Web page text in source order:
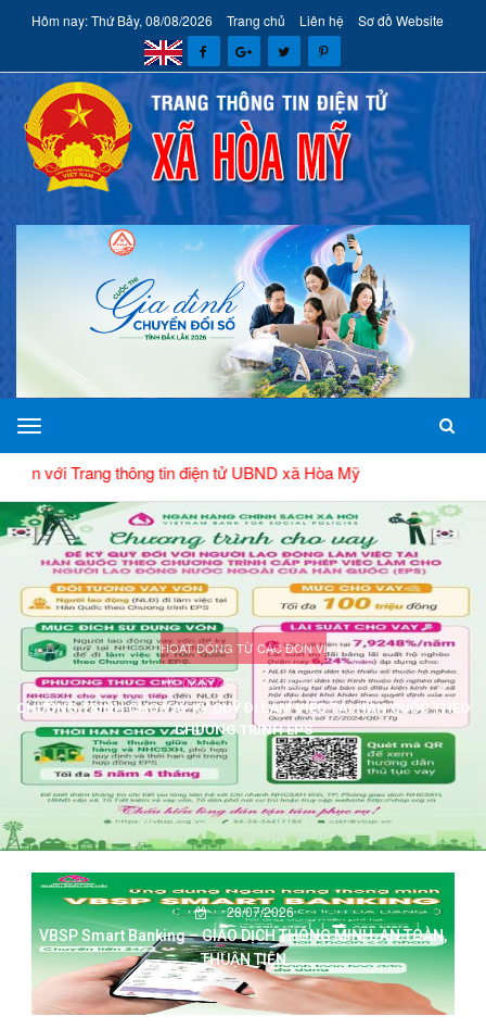
Hôm nay: Thứ Bảy, 08/08/2026 Trang chủ Liên hệ Sơ đồ Website
xã
Hòa
Mỹ
TIN MỚI
thông tin điện tử UBND xã Hòa Mỹ
HOẠT ĐỘNG TỪ CÁC ĐƠN VỊ
06/07/2026 1230
CHƯƠNG TRÌNH CHO VAY KÝ QUỸ ĐI LÀM VIỆC TẠI HÀN QUỐC THEO
CHƯƠNG TRÌNH EPS
28/07/2026
VBSP Smart Banking – GIAO DỊCH THÔNG MINH, AN TOÀN,
THUẬN TIỆN